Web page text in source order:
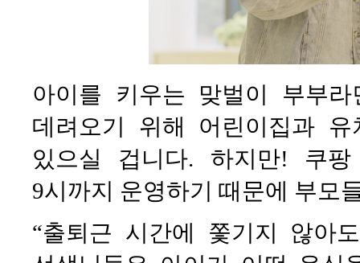
아이를 키우는 맞벌이 부부
데려오기 위해 어린이집과
있으실 겁니다. 하지만! 쿠
9시까지 운영하기 때문에 부모
“출퇴근 시간에 쫓기지 않아